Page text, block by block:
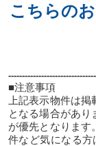
こちらの
■注意事項
上記表示物件は
となる場合があり
が優先となります
件など気になる方